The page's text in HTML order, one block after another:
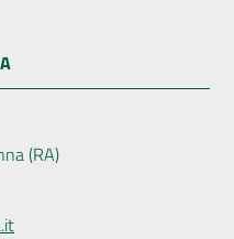
(RA)